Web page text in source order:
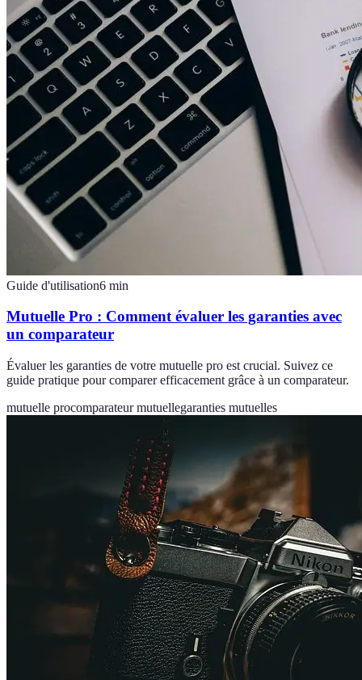
Guide d'utilisation6 min
Mutuelle Pro : Comment évaluer les garanties avec
un comparateur
Évaluer les garanties de votre mutuelle pro est crucial. Suivez ce
guide pratique pour comparer efficacement grâce à un comparateur.
mutuelle procomparateur mutuellegaranties mutuelles